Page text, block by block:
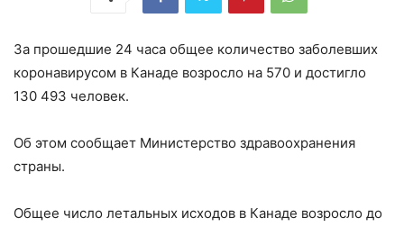
За прошедшие 24 часа общее количество заболевших
коронавирусом в Канаде возросло на 570 и достигло
130 493 человек.
Об этом сообщает Министерство здравоохранения
страны.
Общее число летальных исходов в Канаде возросло до